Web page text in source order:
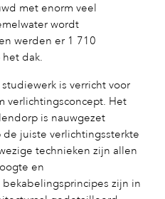
met enorm veel
wordt
werden er 1 710
dak.
is verricht voor
verlichtingsconcept. Het
is nauwgezet
juiste verlichtingssterkte
technieken zijn allen
en
zijn in